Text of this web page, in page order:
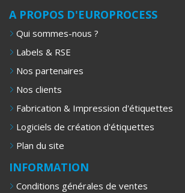
A PROPOS D'EUROPROCESS
Qui sommes-nous ?
Labels & RSE
Nos partenaires
Nos clients
Fabrication & Impression d'étiquettes
Logiciels de création d'étiquettes
Plan du site
INFORMATION
Conditions générales de ventes